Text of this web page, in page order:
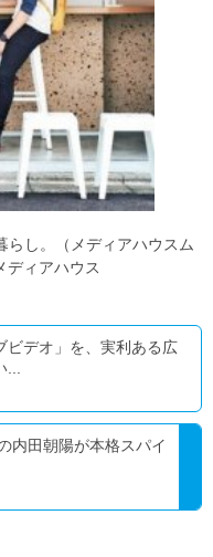
らし。（メディアハウスム
ディアハウス
ビデオ」を、実利ある広
内田朝陽が本格スパイ